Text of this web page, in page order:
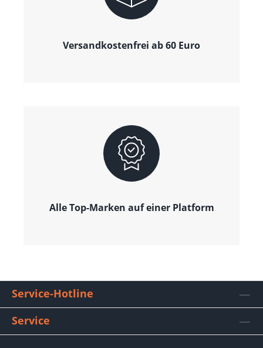
Versandkostenfrei ab 60 Euro
Alle Top-Marken auf einer Platform
Service-Hotline
Service